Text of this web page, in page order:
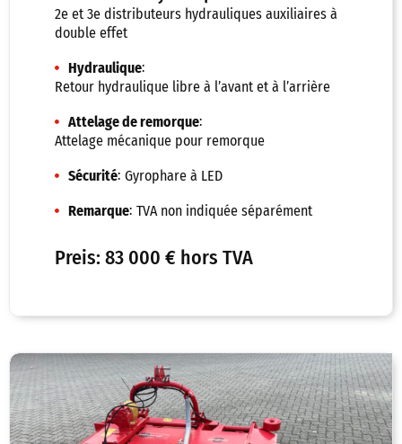
2e et 3e distributeurs hydrauliques auxiliaires à
double effet
Hydraulique:
Retour hydraulique libre à l’avant et à l’arrière
Attelage de remorque:
Attelage mécanique pour remorque
Sécurité: Gyrophare à LED
Remarque: TVA non indiquée séparément
Preis: 83 000 € hors TVA